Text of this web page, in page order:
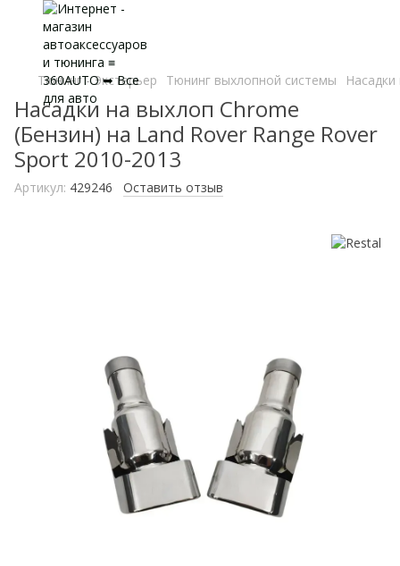
Тюнинг - Экстерьер Тюнинг выхлопной системы
Насадки на выхлоп Chrome
(Бензин) на Land Rover Range Rover
Sport 2010-2013
Артикул: 429246 Оставить отзыв